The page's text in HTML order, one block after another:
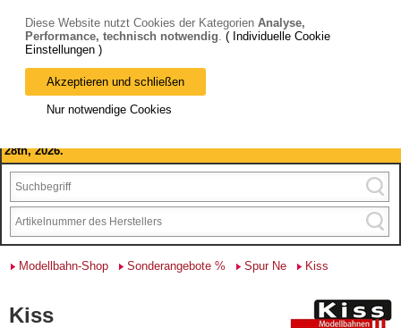
Bitte beachten Sie: wir machen Betriebsferien, vom 03. bis 28.
August 2026 haben wir geschlossen.
28th, 2026.
Modellbahn-Shop Sonderangebote % Spur Ne Kiss
Kiss
Diese Website nutzt Cookies der Kategorien Analyse,
Performance, technisch notwendig. ( Individuelle Cookie
Einstellungen )
Akzeptieren und schließen
Nur notwendige Cookies